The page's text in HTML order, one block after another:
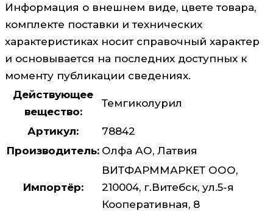
Информация о внешнем виде, цвете товара,
комплекте поставки и технических
характеристиках носит справочный характер
и основывается на последних доступных к
моменту публикации сведениях.
Действующее
вещество:
Темгиколурил
Артикул:
78842
Производитель: Олфа АО, Латвия
Импортёр:
ВИТФАРММАРКЕТ ООО,
210004, г.Витебск, ул.5-я
Кооперативная, 8